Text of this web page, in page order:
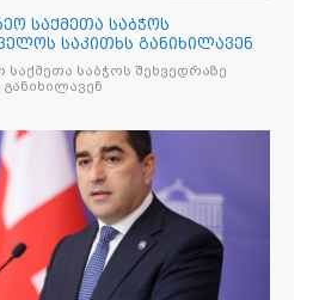
საქმეთა საბჭოს
საკითხს განიხილავენ
საბჭოს შეხვედრაზე